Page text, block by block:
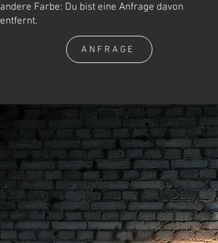
andere Farbe: Du bist eine Anfrage davon
entfernt.
ANFRAGE